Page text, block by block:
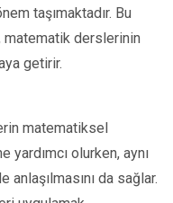
taşımaktadır. Bu
matematik derslerinin
getirir.
matematiksel
olurken, aynı
anlaşılmasını da sağlar.